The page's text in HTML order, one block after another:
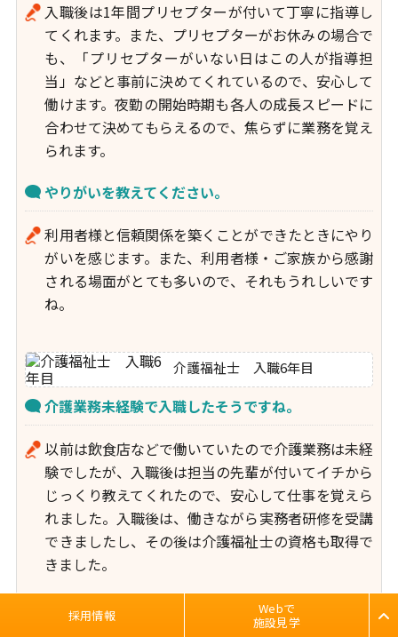
採用情報
Webで
施設見学
入職後は1年間プリセプターが付いて丁寧に指導し
てくれます。また、プリセプターがお休みの場合で
も、「プリセプターがいない日はこの人が指導担
当」などと事前に決めてくれているので、安心して
働けます。夜勤の開始時期も各人の成長スピードに
合わせて決めてもらえるので、焦らずに業務を覚え
られます。
やりがいを教えてください。
利用者様と信頼関係を築くことができたときにやり
がいを感じます。また、利用者様・ご家族から感謝
される場面がとても多いので、それもうれしいです
ね。
介護福祉士 入職6年目
介護業務未経験で入職したそうですね。
以前は飲食店などで働いていたので介護業務は未経
験でしたが、入職後は担当の先輩が付いてイチから
じっくり教えてくれたので、安心して仕事を覚えら
れました。入職後は、働きながら実務者研修を受講
できましたし、その後は介護福祉士の資格も取得で
きました。
子育て中のママさんだそうですね。
採用情報
Webで
施設見学